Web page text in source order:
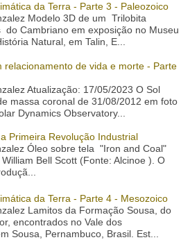
da Terra - Parte 3 - Paleozoico
Modelo 3D de um Trilobita
do Cambriano em exposição no Museu
Natural, em Talin, E...
relacionamento de vida e morte - Parte
Atualização: 17/05/2023 O Sol
massa coronal de 31/08/2012 em foto
Dynamics Observatory...
Primeira Revolução Industrial
Óleo sobre tela "Iron and Coal"
Bell Scott (Fonte: Alcinoe ). O
da Terra - Parte 4 - Mesozoico
Lamitos da Formação Sousa, do
encontrados no Vale dos
Sousa, Pernambuco, Brasil. Est...